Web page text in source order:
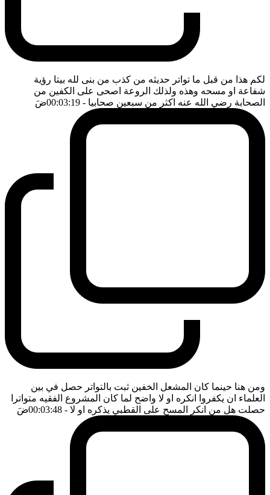
لكم هذا من قبل ما تواتر حديثه من كذب من بنى لله بيتا رؤية
شفاعة او مسحه وهذه ولذلك الروعة اصحى على الكفين من
الصحابة رضي الله عنه اكثر من سبعين صحابيا - 00:03:19 ضَ
ومن هنا حينما كان المشعل الخفين ثبت بالتواتر حصل في بين
العلماء ان يكفروا انكره او لا واضح لما كان المشروع الفقيه متواترا
حصلت هل من انكر المسح على القطبي يذكره او لا - 00:03:48 ضَ